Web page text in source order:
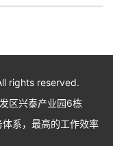
rights reserved.
区兴泰产业园6栋
系，最高的工作效率